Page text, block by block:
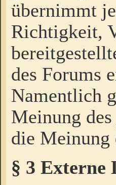
übernimmt
Richtigkeit,
des Forums
Namentlich
Meinung
die Meinung
§ 3 Externe